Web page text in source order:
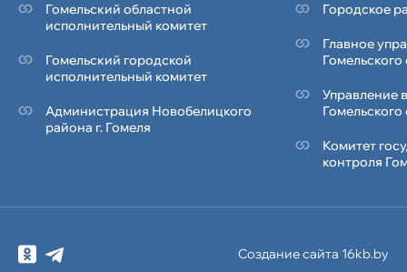
Гомельский областной
исполнительный комитет
Гомельский городской
исполнительный комитет
Администрация Новобелицкого
района г. Гомеля
Городское
Главное
Управление
Комитет
контроля
Создание сайта 16kb.by